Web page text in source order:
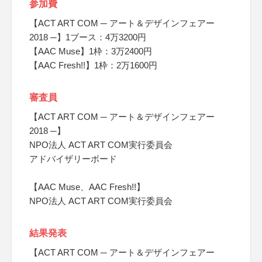
参加費
【ACT ART COM ─ アート＆デザインフェアー
2018 ─】1ブース：4万3200円
【AAC Muse】1枠：3万2400円
【AAC Fresh!!】1枠：2万1600円
審査員
【ACT ART COM ─ アート＆デザインフェアー
2018 ─】
NPO法人 ACT ART COM実行委員会
アドバイザリーボード
【AAC Muse、AAC Fresh!!】
NPO法人 ACT ART COM実行委員会
結果発表
【ACT ART COM ─ アート＆デザインフェアー